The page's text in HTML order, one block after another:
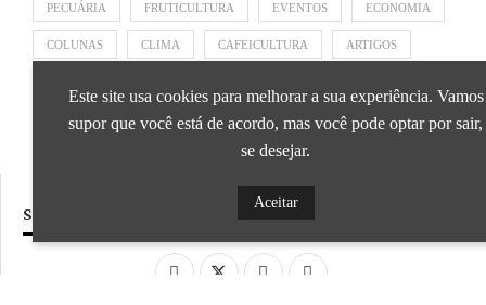
PECUÁRIA FRUTICULTURA EVENTOS ECONOMIA
COLUNAS CLIMA CAFEICULTURA ARTIGOS
APRESENTADO POR BRAPEX
SIGA NOSSAS REDES SOCIAIS
Este site usa cookies para melhorar a sua experiência. Vamos
supor que você está de acordo, mas você pode optar por sair,
se desejar.
Aceitar